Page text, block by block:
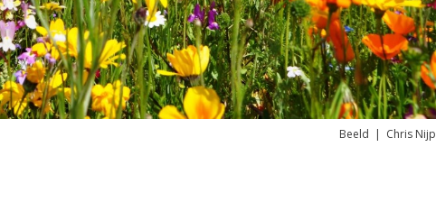
Beeld | Chris Nijp